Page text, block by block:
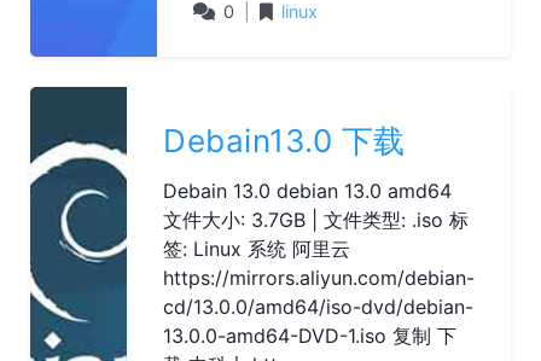
0
linux
Debain13.0 下载
Debain 13.0 debian 13.0 amd64
文件大小: 3.7GB | 文件类型: .iso 标
签: Linux 系统 阿里云
https://mirrors.aliyun.com/debian-
cd/13.0.0/amd64/iso-dvd/debian-
13.0.0-amd64-DVD-1.iso 复制 下